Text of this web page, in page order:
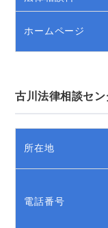
ホームページ
古川法律相談セン
所在地
電話番号